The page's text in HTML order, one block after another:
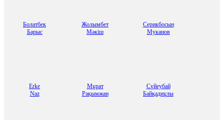
Болатбек
Барыс
Жолымбет
Мәкіш
Серикбосын
Муканов
Erke
Naz
Мұрат
Рақымжан
Сүйеубай
Байқадиұлы